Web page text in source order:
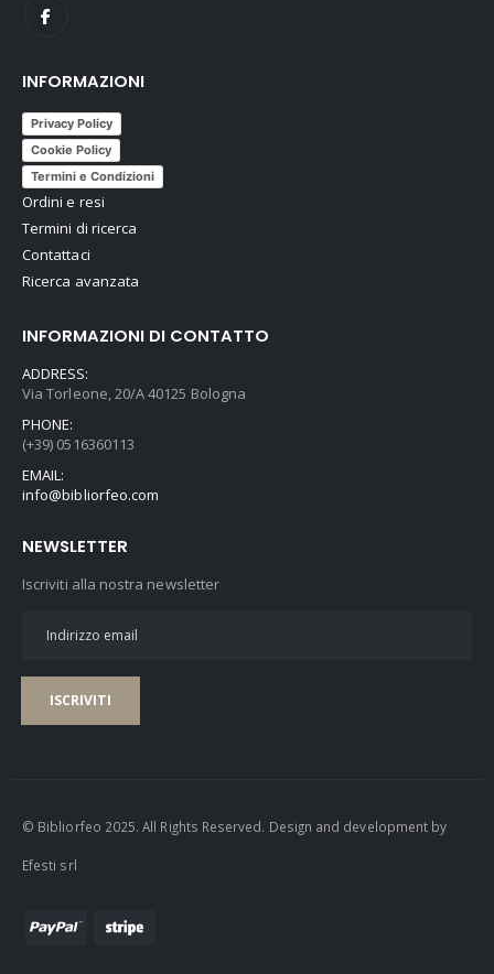
INFORMAZIONI
Privacy Policy
Cookie Policy
Termini e Condizioni
Ordini e resi
Termini di ricerca
Contattaci
Ricerca avanzata
INFORMAZIONI DI CONTATTO
ADDRESS:
Via Torleone, 20/A 40125 Bologna
PHONE:
(+39) 0516360113
EMAIL:
info@bibliorfeo.com
NEWSLETTER
Iscriviti alla nostra newsletter
ISCRIVITI
© Bibliorfeo 2025. All Rights Reserved. Design and development by
Efesti srl